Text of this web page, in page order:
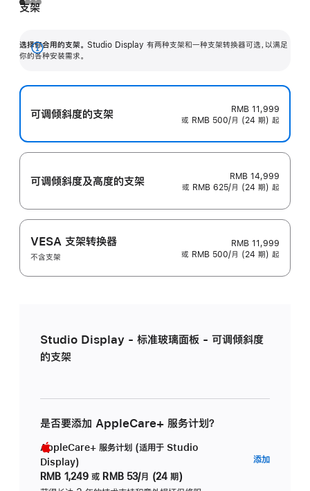
支架
选择你合用的支架。 Studio Display 有两种支架和一种支架转换器可选，以满足
你的各种安装需求。
展
可调倾斜度的支架
RMB 11,999
或 RMB 500/月 (24 期) 起
可调倾斜度及高‍度的支‍架
RMB 14,999
或 RMB 625/月 (24 期) 起
VESA 支架转换器
不含支架
RMB 11,999
或 RMB 500/月 (24 期) 起
Studio Display - 标准玻璃面板 - 可调倾斜度
的支架
是否要添加 AppleCare+ 服务计划？
AppleCare+ 服务计划 (适用于 Studio
Display)
RMB 1,249 或 RMB 53/月 (24 期)
添加